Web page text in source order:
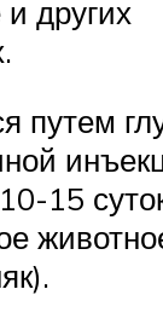
других
путем
15